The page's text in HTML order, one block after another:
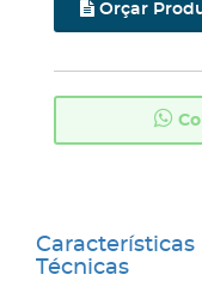
Orçar
Características
Técnicas